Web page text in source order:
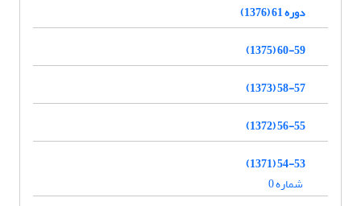
دوره 61 (1376)
60-59 (1375)
58-57 (1373)
56-55 (1372)
54-53 (1371)
شماره 0